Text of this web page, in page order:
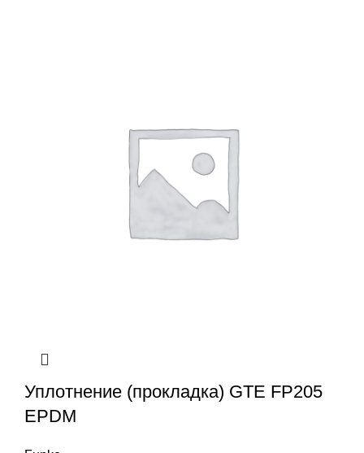
Уплотнение (прокладка) GTE FP205
EPDM